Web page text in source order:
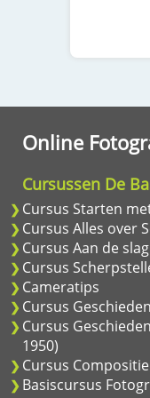
Online
Cursussen De
Cursus Starten
Cursus Alles over
Cursus Aan de
Cursus
Cameratips
Cursus
Cursus
1950)
Cursus
Basiscursus